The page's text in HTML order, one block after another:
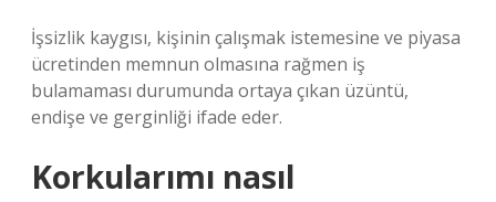
İşsizlik kaygısı, kişinin çalışmak istemesine ve piyasa
ücretinden memnun olmasına rağmen iş
bulamaması durumunda ortaya çıkan üzüntü,
endişe ve gerginliği ifade eder.
Korkularımı nasıl